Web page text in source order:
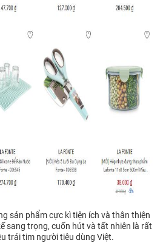
sản phẩm cực kì tiện ích và thân thiện
sang trọng, cuốn hút và tất nhiên là rất
trái tim người tiêu dùng Việt.